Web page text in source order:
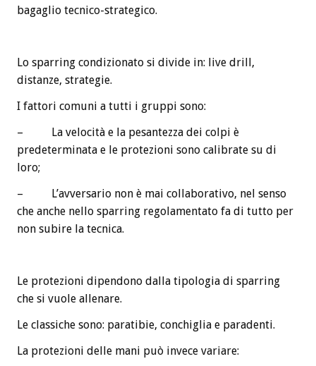
bagaglio tecnico-strategico.
Lo sparring condizionato si divide in: live drill,
distanze, strategie.
I fattori comuni a tutti i gruppi sono:
– La velocità e la pesantezza dei colpi è
predeterminata e le protezioni sono calibrate su di
loro;
– L’avversario non è mai collaborativo, nel senso
che anche nello sparring regolamentato fa di tutto per
non subire la tecnica.
Le protezioni dipendono dalla tipologia di sparring
che si vuole allenare.
Le classiche sono: paratibie, conchiglia e paradenti.
La protezioni delle mani può invece variare: